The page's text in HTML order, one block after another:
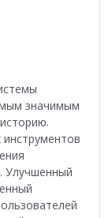
значимым
Улучшенный